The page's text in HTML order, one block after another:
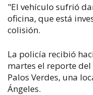
"El vehículo sufrió
oficina, que está
colisión.
La policía recibió
martes el reporte
Palos Verdes, una
Ángeles.